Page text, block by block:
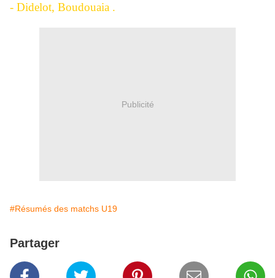
- Didelot, Boudouaia .
Publicité
#Résumés des matchs U19
Partager